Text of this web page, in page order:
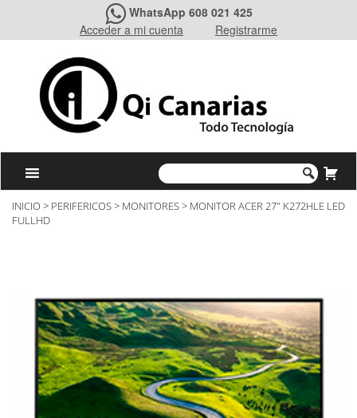
WhatsApp 608 021 425
Acceder a mi cuenta
Registrarme
INICIO > PERIFERICOS> MONITORES> MONITOR ACER 27″ K272HLE LED
FULLHD